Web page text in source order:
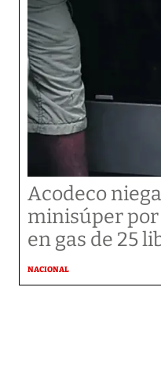
Acodeco
minisúper
en gas de 25
NACIONAL